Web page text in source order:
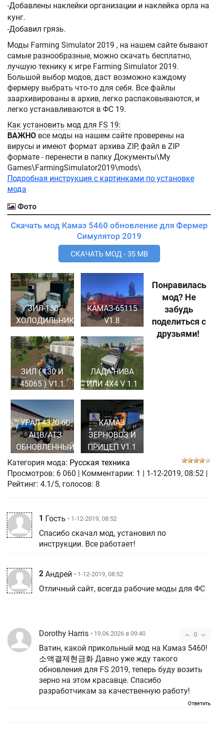
-Добавлены наклейки организации и наклейка орла на
кунг.
-Добавил грязь.
Моды Farming Simulator 2019 , на нашем сайте бывают
самые разнообразные, можно скачать бесплатно,
лучшую технику к игре Farming Simulator 2019.
Большой выбор модов, даст возможно каждому
фермеру выбрать что-то для себя. Все файлы
заархивированы в архив, легко распаковываются, и
легко устанавливаются в ФС 19.
Как установить мод для FS 19:
ВАЖНО все моды на нашем сайте проверены на
вирусы и имеют формат архива ZIP, файл в ZIP
формате - перенести в папку Документы\My
Games\FarmingSimulator2019\mods\
Подробная инструкция с картинками по установке
мода
Фото
Скачать мод Камаз 5460 обновление для Фермер
Симулятор 2019
СКАЧАТЬ МОД - 35 MB
ЗИЛ-130 -
ХОЛОДИЛЬНИК
КАМАЗ-65115
V1.8
ЗИЛ ( 130 И
45065 ) V1.1
ЛАДА НИВА
ИЛИ 4Х4 V 1.1
УРАЛ 4320-60
АЦВ/АТЗ
ОБНОВЛЕННЫЙ
КАМАЗ
ЗЕРНОВОЗ И
ПРИЦЕП V1.1
Понравилась
мод? Не
забудь
поделиться с
друзьями!
Категория мода: Русская техника
Просмотров: 6 060 Комментарии: 1 1-12-2019, 08:52
Рейтинг: 4.1/5, голосов: 8
1 Гость • 1-12-2019, 08:52
Спасибо скачал мод, установил по
инструкции. Все работает!
2 Андрей • 1-12-2019, 08:52
Отличный сайт, всегда рабочие моды для ФС
0
Dorothy Harris • 19.06.2026 в 09:40
Ватин, какой прикольный мод на Камаз 5460!
소액결제현금화 Давно уже жду такого
обновления для FS 2019, теперь буду возить
зерно на этом красавце. Спасибо
разработчикам за качественную работу!
Ответить